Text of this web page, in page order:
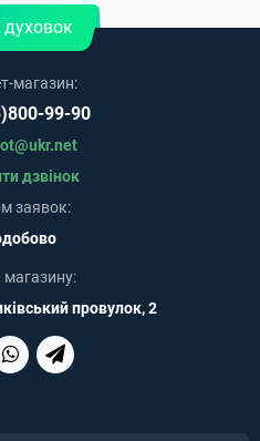
духовок
магазин:
99-90
дзвінок
заявок:
магазину:
провулок, 2